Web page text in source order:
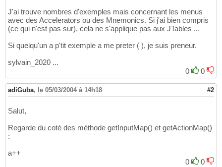
J'ai trouve nombres d'exemples mais concernant les menus
avec des Accelerators ou des Mnemonics. Si j'ai bien compris
(ce qui n'est pas sur), cela ne s'applique pas aux JTables ...
Si quelqu'un a p'tit exemple a me preter ( ), je suis preneur.
sylvain_2020 ...
0
0
adiGuba, le 05/03/2004 à 14h18 #2
Salut,
Regarde du coté des méthode getInputMap() et getActionMap()
:
a++
0
0